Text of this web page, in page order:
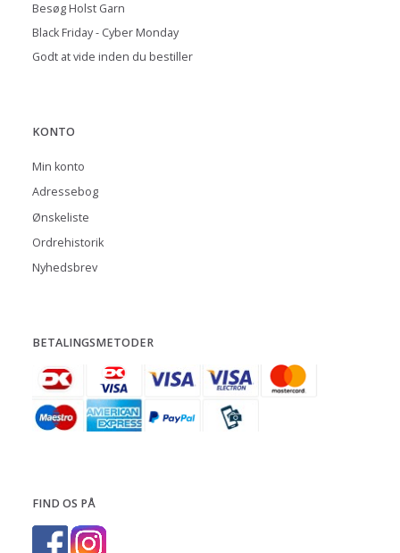
Besøg Holst Garn
Black Friday - Cyber Monday
Godt at vide inden du bestiller
KONTO
Min konto
Adressebog
Ønskeliste
Ordrehistorik
Nyhedsbrev
BETALINGSMETODER
FIND OS PÅ